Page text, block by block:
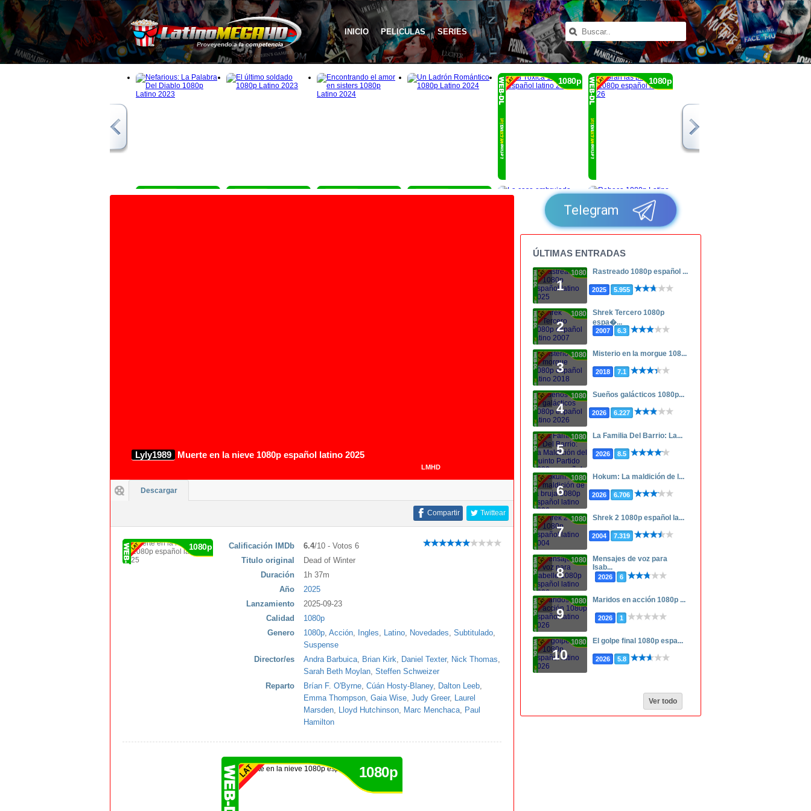
INICIO PELICULAS SERIES
1080p 1080p
1080p 1080p 1080p 1080p
Lyly1989 Muerte en la nieve 1080p español latino 2025
LMHD
Descargar
Twittear
Compartir
1080p Calificación IMDb 6.4/10 - Votos 6
Titulo original
Dead of Winter
Duración
1h 37m
Año
2025
Lanzamiento
2025-09-23
Calidad
1080p
Genero
1080p, Acción, Ingles, Latino, Novedades, Subtitulado,
Suspense
Director/es
Andra Barbuica, Brian Kirk, Daniel Texter, Nick Thomas,
Sarah Beth Moylan, Steffen Schweizer
Reparto
Brían F. O'Byrne, Cúán Hosty-Blaney, Dalton Leeb,
Emma Thompson, Gaia Wise, Judy Greer, Laurel
Marsden, Lloyd Hutchinson, Marc Menchaca, Paul
Hamilton
1080p
Telegram
ÚLTIMAS ENTRADAS
1
1080p Rastreado 1080p español ...
2025 5.955
2
1080p
Shrek Tercero 1080p
espa�...
2007 6.3
3
1080p Misterio en la morgue 108...
2018 7.1
4
1080p Sueños galácticos 1080p...
2026 6.227
5
1080p La Familia Del Barrio: La...
2026 8.5
6
1080p Hokum: La maldición de l...
2026 6.706
7
1080p Shrek 2 1080p español la...
2004 7.319
8
1080p
Mensajes de voz para
Isab...
2026 6
9
1080p Maridos en acción 1080p ...
2026 1
10
1080p El golpe final 1080p espa...
2026 5.8
Ver todo